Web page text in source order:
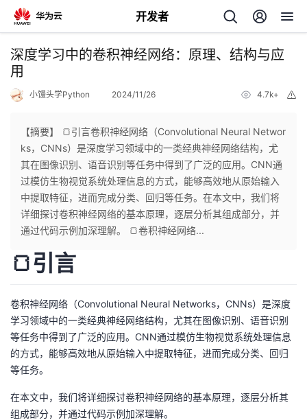
开发者
返
回
个
人
主
页
我
的
开
发
者
我
的
我
深度学习中的卷积神经网络：原理、结构与应
用
小馒头学Python 2024/11/26 4.7k+
【摘要】 🍞引言卷积神经网络（Convolutional Neural Networ
ks，CNNs）是深度学习领域中的一类经典神经网络结构，尤
其在图像识别、语音识别等任务中得到了广泛的应用。CNN通
过模仿生物视觉系统处理信息的方式，能够高效地从原始输入
中提取特征，进而完成分类、回归等任务。在本文中，我们将
详细探讨卷积神经网络的基本原理，逐层分析其组成部分，并
通过代码示例加深理解。 🍞卷积神经网络...
🍞引言
卷积神经网络（Convolutional Neural Networks，CNNs）是深度
学习领域中的一类经典神经网络结构，尤其在图像识别、语音识别
等任务中得到了广泛的应用。CNN通过模仿生物视觉系统处理信息
的方式，能够高效地从原始输入中提取特征，进而完成分类、回归
等任务。
在本文中，我们将详细探讨卷积神经网络的基本原理，逐层分析其
组成部分，并通过代码示例加深理解。